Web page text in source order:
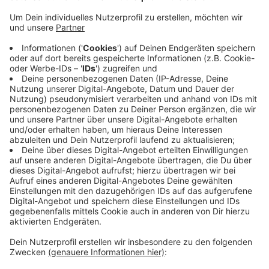
entdecken. Der Autofahrer vermutet, dass der
ruft die Polizei. Über 90 Kräfte von Feuerwehr,
Polizei, THW, DLRG und Rettungsdienst suchen
mehr als drei Stunden lang nach Mann, der Bereich
wird großflächig ausgeleuchtet, Boote kommen
zum Einsatz, Taucher stehen bereit. Auch eine
Kleingartenanlage wird kontrolliert. Weil nach
stundenlanger Suche niemand gefunden wird, wird
der Einsatz abgebrochen.
Veröffentlicht:Dienstag, 21.01.2020 06:10
Anzeige